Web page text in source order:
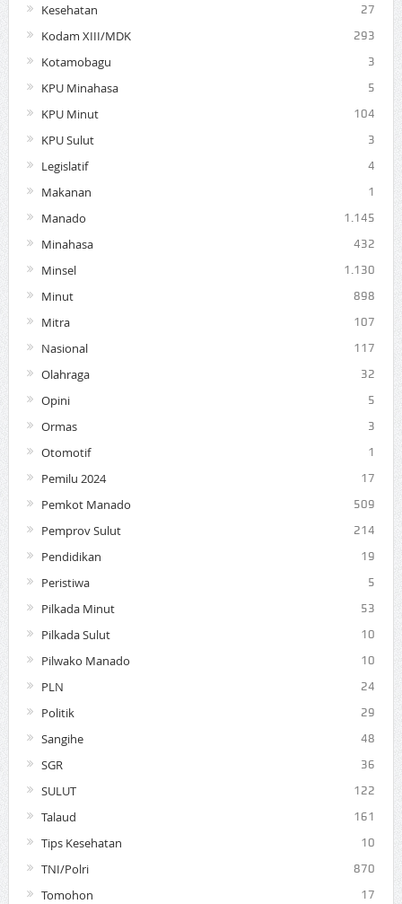
Kesehatan 27
Kodam XIII/MDK 293
Kotamobagu 3
KPU Minahasa 5
KPU Minut 104
KPU Sulut 3
Legislatif 4
Makanan 1
Manado 1.145
Minahasa 432
Minsel 1.130
Minut 898
Mitra 107
Nasional 117
Olahraga 32
Opini 5
Ormas 3
Otomotif 1
Pemilu 2024 17
Pemkot Manado 509
Pemprov Sulut 214
Pendidikan 19
Peristiwa 5
Pilkada Minut 53
Pilkada Sulut 10
Pilwako Manado 10
PLN 24
Politik 29
Sangihe 48
SGR 36
SULUT 122
Talaud 161
Tips Kesehatan 10
TNI/Polri 870
Tomohon 17